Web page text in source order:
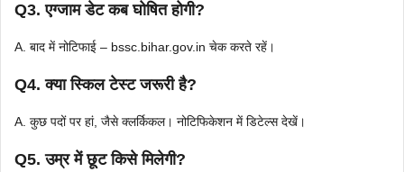
Q3. एग्जाम डेट कब घोषित होगी?
A. बाद में नोटिफाई – bssc.bihar.gov.in चेक करते रहें।
Q4. क्या स्किल टेस्ट जरूरी है?
A. कुछ पदों पर हां, जैसे क्लर्किकल। नोटिफिकेशन में डिटेल्स देखें।
Q5. उम्र में छूट किसे मिलेगी?